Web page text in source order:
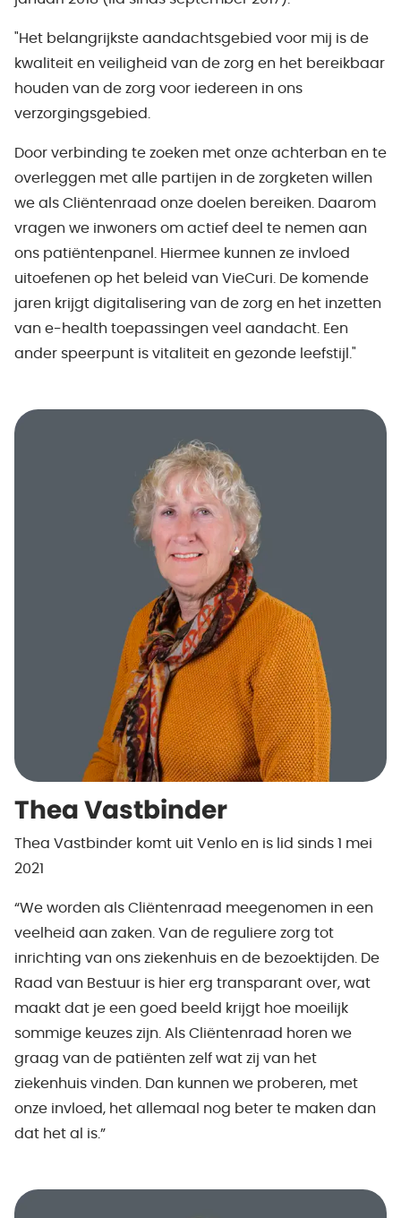
"Het belangrijkste aandachtsgebied voor mij is de
kwaliteit en veiligheid van de zorg en het bereikbaar
houden van de zorg voor iedereen in ons
verzorgingsgebied.
Door verbinding te zoeken met onze achterban en te
overleggen met alle partijen in de zorgketen willen
we als Cliëntenraad onze doelen bereiken. Daarom
vragen we inwoners om actief deel te nemen aan
ons patiëntenpanel. Hiermee kunnen ze invloed
uitoefenen op het beleid van VieCuri. De komende
jaren krijgt digitalisering van de zorg en het inzetten
van e-health toepassingen veel aandacht. Een
ander speerpunt is vitaliteit en gezonde leefstijl."
Thea Vastbinder
Thea Vastbinder komt uit Venlo en is lid sinds 1 mei
2021
“We worden als Cliëntenraad meegenomen in een
veelheid aan zaken. Van de reguliere zorg tot
inrichting van ons ziekenhuis en de bezoektijden. De
Raad van Bestuur is hier erg transparant over, wat
maakt dat je een goed beeld krijgt hoe moeilijk
sommige keuzes zijn. Als Cliëntenraad horen we
graag van de patiënten zelf wat zij van het
ziekenhuis vinden. Dan kunnen we proberen, met
onze invloed, het allemaal nog beter te maken dan
dat het al is.”